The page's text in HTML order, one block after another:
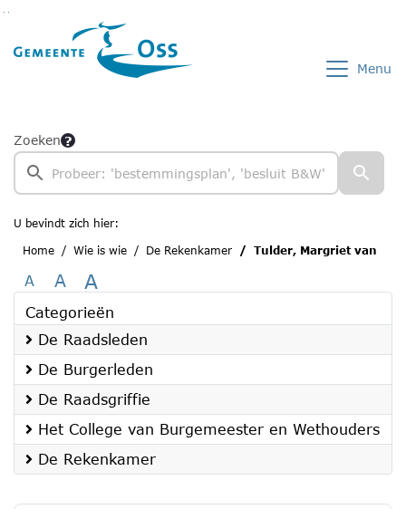
Ga naar de inhoud van deze pagina
Ga naar het zoeken
Ga naar het menu
Menu
Zoeken
U bevindt zich hier:
Home
Wie is wie De Rekenkamer Tulder, Margriet van
A A A
Categorieën
De Raadsleden
De Burgerleden
De Raadsgriffie
Het College van Burgemeester en Wethouders
De Rekenkamer